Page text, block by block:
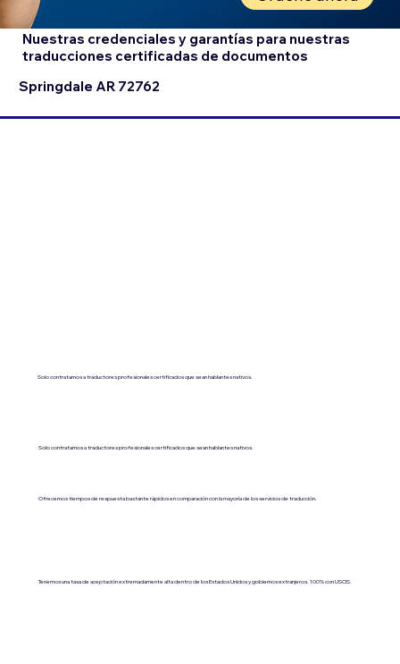
Nuestras credenciales y garantías para nuestras
traducciones certificadas de documentos
Springdale AR 72762
Solo contratamos a traductores profesionales certificados que sean hablantes nativos.
Solo contratamos a traductores profesionales certificados que sean hablantes nativos.
Ofrecemos tiempos de respuesta bastante rápidos en comparación con la mayoría de los servicios de traducción.
Tenemos una tasa de aceptación extremadamente alta dentro de los Estados Unidos y gobiernos extranjeros. 100% con USCIS.